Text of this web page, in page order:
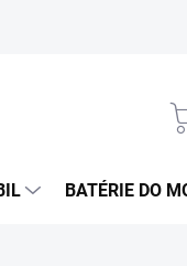
BATÉRIE DO